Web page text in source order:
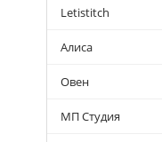
Letistitch
Алиса
Овен
МП Студия